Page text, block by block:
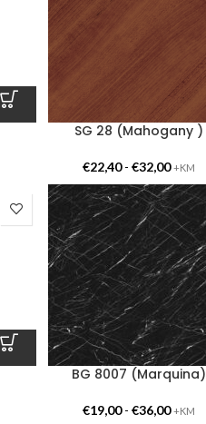
SG 28 (Mahogany )
€22,40- €32,00 +KM
BG 8007 (Marquina)
€19,00- €36,00 +KM